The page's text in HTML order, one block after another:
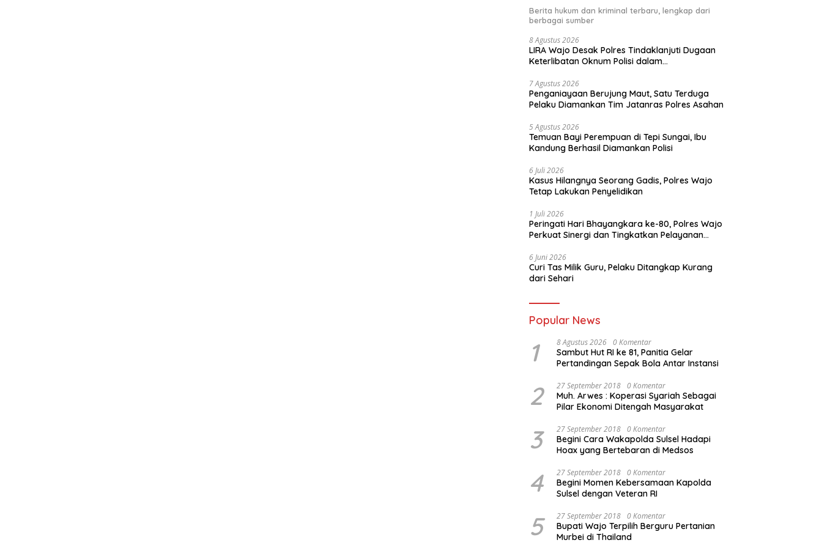
Berita hukum dan kriminal terbaru, lengkap dari
berbagai sumber
8 Agustus 2026
LIRA Wajo Desak Polres Tindaklanjuti Dugaan
Keterlibatan Oknum Polisi dalam
7 Agustus 2026
Penganiayaan Berujung Maut, Satu Terduga
Pelaku Diamankan Tim Jatanras Polres Asahan
5 Agustus 2026
Temuan Bayi Perempuan di Tepi Sungai, Ibu
Kandung Berhasil Diamankan Polisi
6 Juli 2026
Kasus Hilangnya Seorang Gadis, Polres Wajo
Tetap Lakukan Penyelidikan
1 Juli 2026
Peringati Hari Bhayangkara ke-80, Polres Wajo
Perkuat Sinergi dan Tingkatkan Pelayanan
6 Juni 2026
Curi Tas Milik Guru, Pelaku Ditangkap Kurang
dari Sehari
Popular News
1 8 Agustus 2026 0 Komentar
Sambut Hut RI ke 81, Panitia Gelar
Pertandingan Sepak Bola Antar Instansi
2 27 September 2018 0 Komentar
Muh. Arwes : Koperasi Syariah Sebagai
Pilar Ekonomi Ditengah Masyarakat
3 27 September 2018 0 Komentar
Begini Cara Wakapolda Sulsel Hadapi
Hoax yang Bertebaran di Medsos
4 27 September 2018 0 Komentar
Begini Momen Kebersamaan Kapolda
Sulsel dengan Veteran RI
5 27 September 2018 0 Komentar
Bupati Wajo Terpilih Berguru Pertanian
Murbei di Thailand